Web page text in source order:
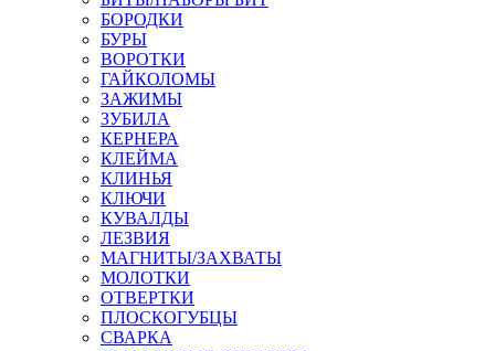
БОРОДКИ
БУРЫ
ВОРОТКИ
ГАЙКОЛОМЫ
ЗАЖИМЫ
ЗУБИЛА
КЕРНЕРА
КЛЕЙМА
КЛИНЬЯ
КЛЮЧИ
КУВАЛДЫ
ЛЕЗВИЯ
МАГНИТЫ/ЗАХВАТЫ
МОЛОТКИ
ОТВЕРТКИ
ПЛОСКОГУБЦЫ
СВАРКА